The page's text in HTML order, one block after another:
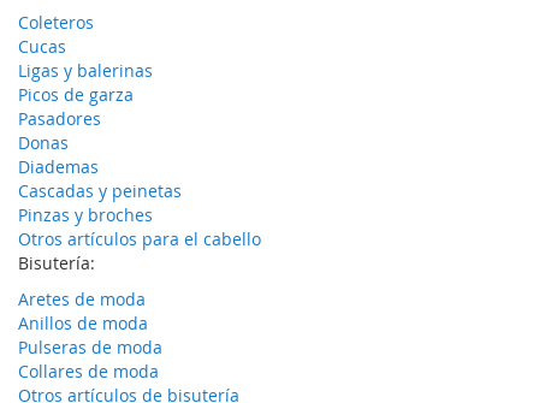
Coleteros
Cucas
Ligas y balerinas
Picos de garza
Pasadores
Donas
Diademas
Cascadas y peinetas
Pinzas y broches
Otros artículos para el cabello
Bisutería:
Aretes de moda
Anillos de moda
Pulseras de moda
Collares de moda
Otros artículos de bisutería